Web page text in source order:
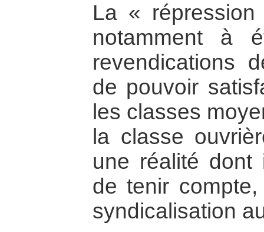
La «
notamment à
revendications
de pouvoir
les classes
la classe
une réalité
de tenir
syndicalisation